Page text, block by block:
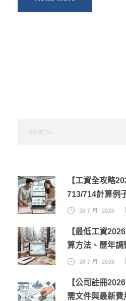
【工資全攻略
713/714計算例
28 7 月, 2026
【最低工資
算方法、歷年調
28 7 月, 2026
【公司註冊
需文件與最新費